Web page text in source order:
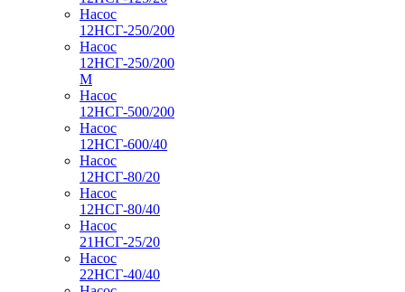
Насос
12НСГ-250/200
Насос
12НСГ-250/200
М
Насос
12НСГ-500/200
Насос
12НСГ-600/40
Насос
12НСГ-80/20
Насос
12НСГ-80/40
Насос
21НСГ-25/20
Насос
22НСГ-40/40